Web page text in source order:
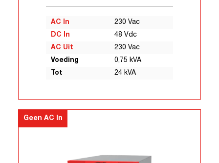
AC In
230 Vac
DC In
48 Vdc
AC Uit
230 Vac
Voeding
0,75 kVA
Tot
24 kVA
Geen AC In